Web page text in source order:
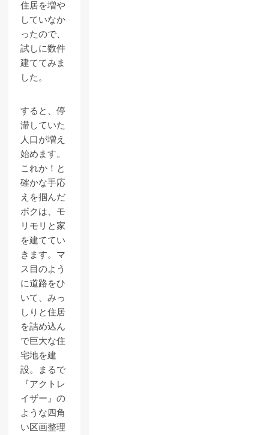
住居を増や
していなか
ったので、
試しに数件
建ててみま
した。
すると、停
滞していた
人口が増え
始めます。
これか！と
確かな手応
えを掴んだ
ボクは、モ
リモリと家
を建ててい
きます。マ
ス目のよう
に道路をひ
いて、みっ
しりと住居
を詰め込ん
で巨大な住
宅地を建
設。まるで
『アクトレ
イザー』の
ような四角
い区画整理